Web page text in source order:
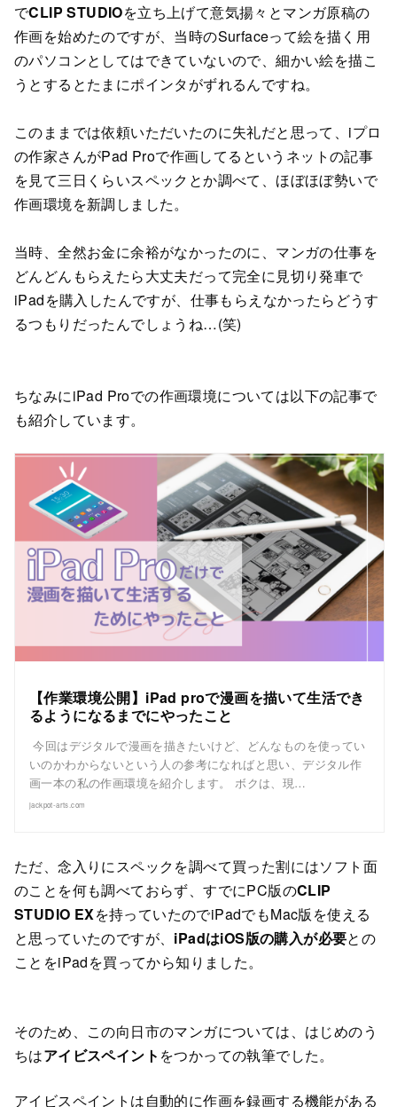
でCLIP STUDIOを立ち上げて意気揚々とマンガ原稿の
作画を始めたのですが、当時のSurfaceって絵を描く用
のパソコンとしてはできていないので、細かい絵を描こ
うとするとたまにポインタがずれるんですね。
このままでは依頼いただいたのに失礼だと思って、iプロ
の作家さんがPad Proで作画してるというネットの記事
を見て三日くらいスペックとか調べて、ほぼほぼ勢いで
作画環境を新調しました。
当時、全然お金に余裕がなかったのに、マンガの仕事を
どんどんもらえたら大丈夫だって完全に見切り発車で
iPadを購入したんですが、仕事もらえなかったらどうす
るつもりだったんでしょうね…(笑)
ちなみにiPad Proでの作画環境については以下の記事で
も紹介しています。
【作業環境公開】iPad proで漫画を描いて生活でき
るようになるまでにやったこと
今回はデジタルで漫画を描きたいけど、どんなものを使ってい
いのかわからないという人の参考になればと思い、デジタル作
画一本の私の作画環境を紹介します。 ボクは、現…
jackpot-arts.com
ただ、念入りにスペックを調べて買った割にはソフト面
のことを何も調べておらず、すでにPC版のCLIP
STUDIO EXを持っていたのでiPadでもMac版を使える
と思っていたのですが、 iPadはiOS版の購入が必要との
ことをiPadを買ってから知りました。
そのため、この向日市のマンガについては、はじめのう
ちはアイビスペイント をつかっての執筆でした。
アイビスペイントは自動的に作画を録画する機能がある